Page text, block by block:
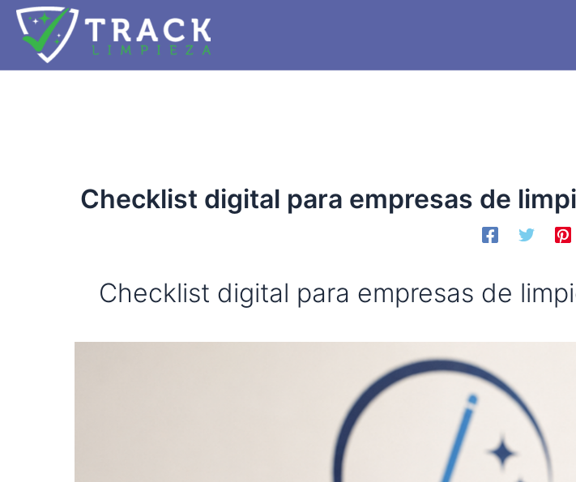
contenido
Checklist digital para empresas de
Checklist digital para empresas de